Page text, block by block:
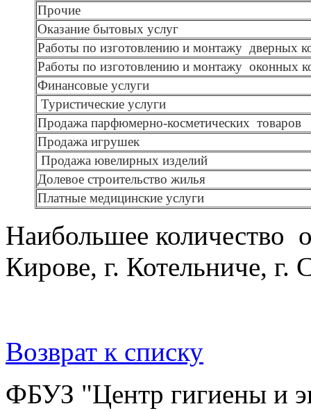
Прочие
Оказание бытовых услуг
Работы по изготовлению и монтажу дверных
Работы по изготовлению и монтажу оконных
Финансовые услуги
Туристические услуги
Продажа парфюмерно-косметических товаров
Продажа игрушек
Продажа ювелирных изделий
Долевое строительство жилья
Платные медицинские услуги
Наибольшее количество
Кирове, г. Котельниче, г.
Возврат к списку
ФБУЗ "Центр гигиены и